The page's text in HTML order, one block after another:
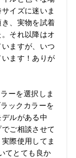
イズに迷いま
、実物を試着
それ以降はオ
ますが、いつ
ます！ありが
ーを選択しま
ックカラーを
ルがある中
ご相談させて
際使用してま
てとても良か